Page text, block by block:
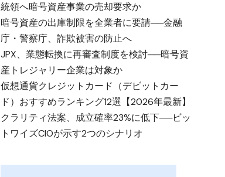
統領へ暗号資産事業の売却要求か
暗号資産の出庫制限を全業者に要請──金融
庁・警察庁、詐欺被害の防止へ
JPX、業態転換に再審査制度を検討──暗号資
産トレジャリー企業は対象か
仮想通貨クレジットカード（デビットカー
ド）おすすめランキング12選【2026年最新】
クラリティ法案、成立確率23%に低下──ビッ
トワイズCIOが示す2つのシナリオ